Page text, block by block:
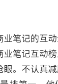
业笔记的互
业笔记互动
眼。不认真